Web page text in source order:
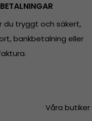
du tryggt och säkert,
bankbetalning eller
Våra butiker